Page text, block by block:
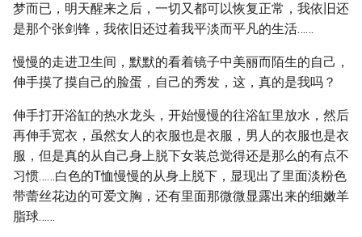
梦而已，明天醒来之后，一切又都可以恢复正常，我依旧还
是那个张剑锋，我依旧还过着我平淡而平凡的生活……
慢慢的走进卫生间，默默的看着镜子中美丽而陌生的自己，
伸手摸了摸自己的脸蛋，自己的秀发，这，真的是我吗？
伸手打开浴缸的热水龙头，开始慢慢的往浴缸里放水，然后
再伸手宽衣，虽然女人的衣服也是衣服，男人的衣服也是衣
服，但是真的从自己身上脱下女装总觉得还是那么的有点不
习惯……白色的T恤慢慢的从身上脱下，显现出了里面淡粉色
带蕾丝花边的可爱文胸，还有里面那微微显露出来的细嫩羊
脂球……